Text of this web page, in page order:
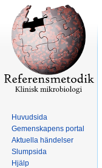
Huvudsida
Gemenskapens portal
Aktuella händelser
Slumpsida
Hjälp